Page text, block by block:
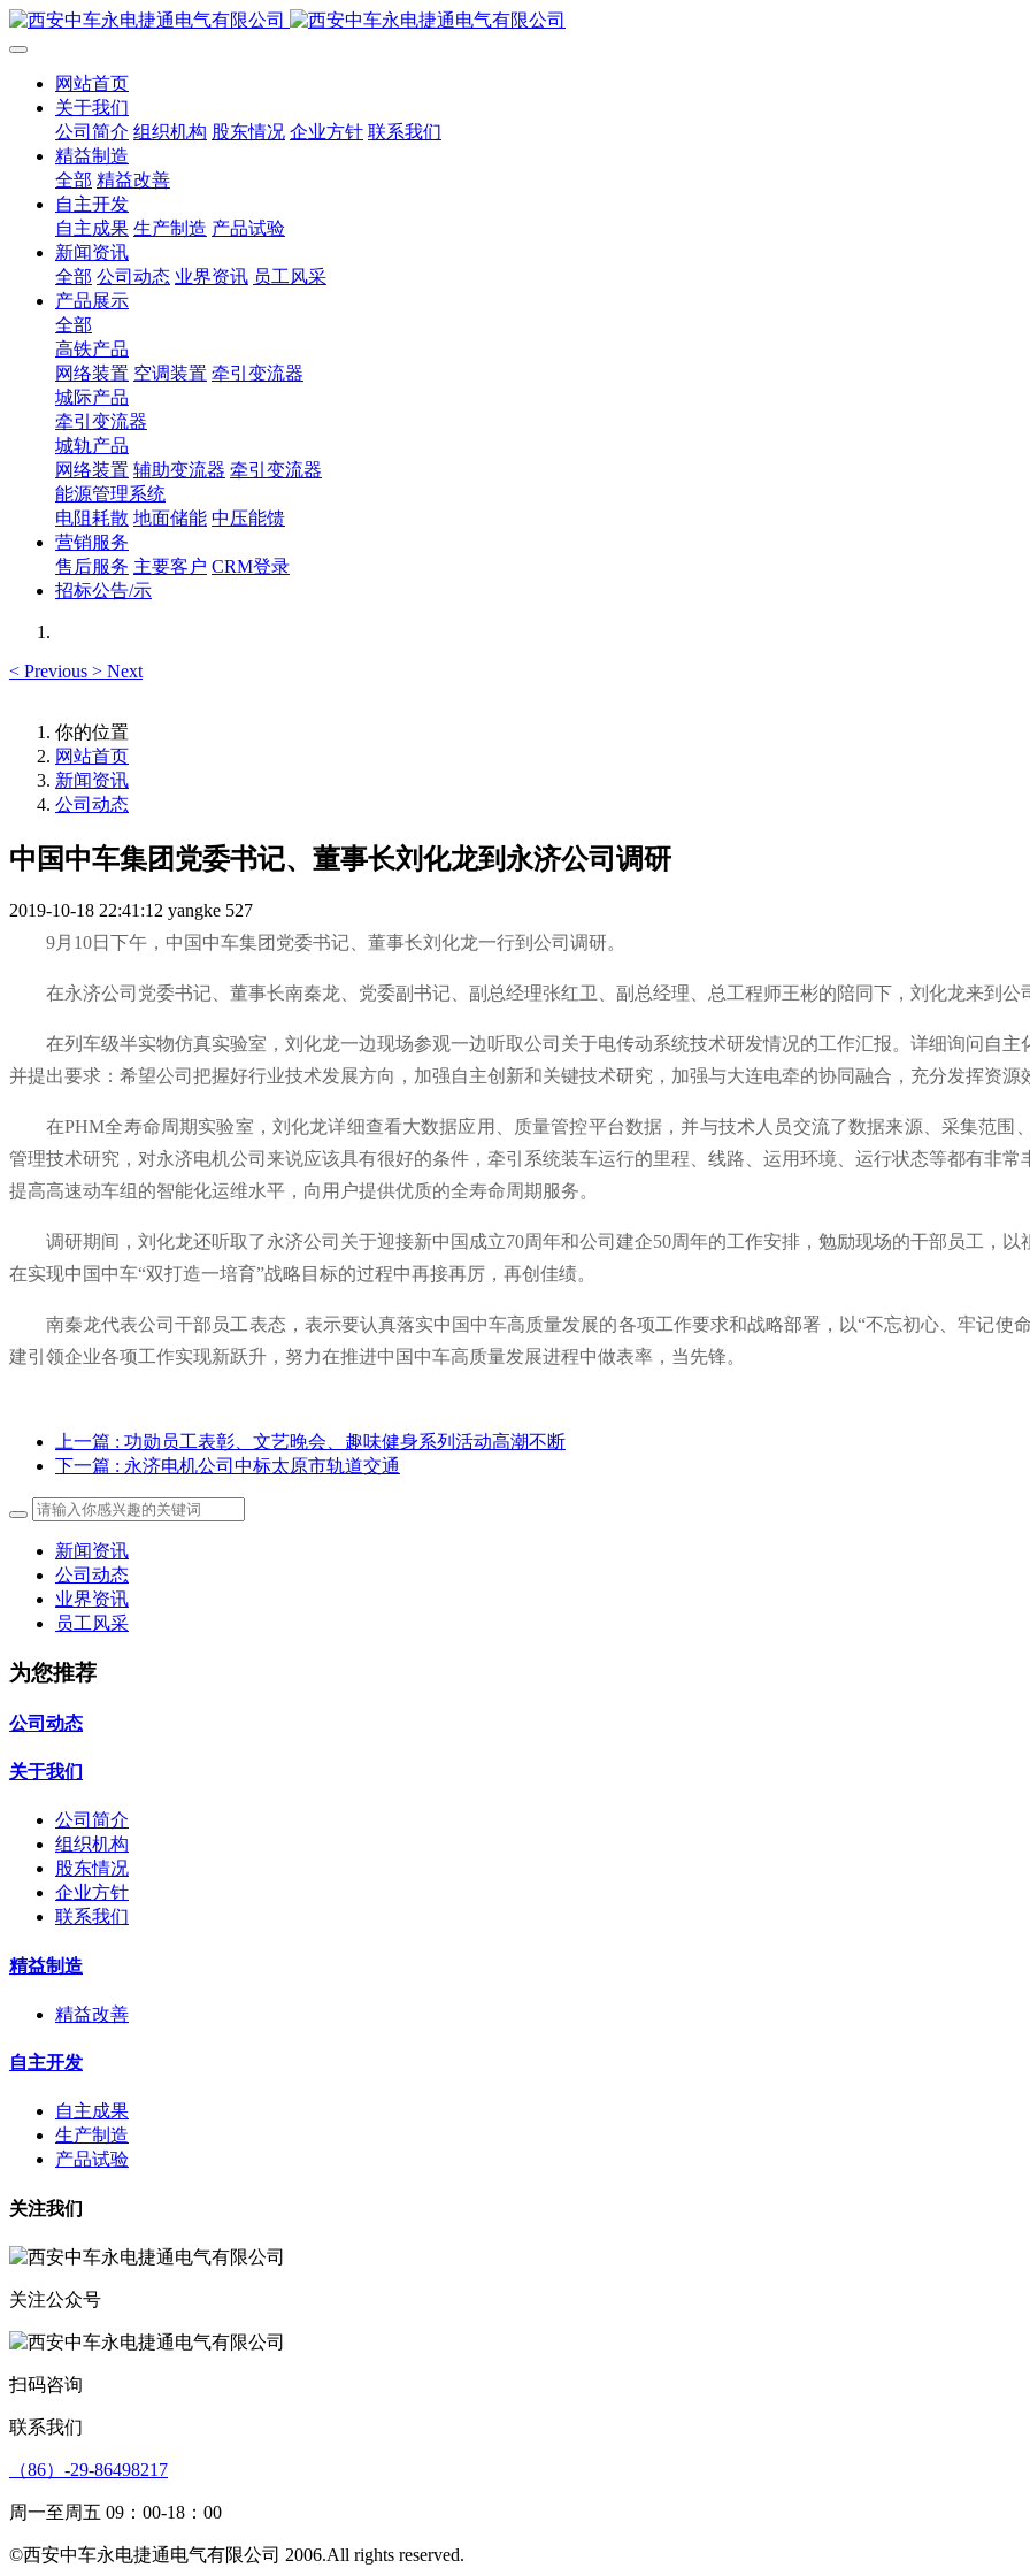
网站首页
关于我们
公司简介 组织机构 股东情况 企业方针 联系我们
精益制造
全部 精益改善
自主开发
自主成果 生产制造 产品试验
新闻资讯
全部 公司动态 业界资讯 员工风采
产品展示
全部
高铁产品
网络装置 空调装置 牵引变流器
城际产品
牵引变流器
城轨产品
网络装置 辅助变流器 牵引变流器
能源管理系统
电阻耗散 地面储能 中压能馈
营销服务
售后服务 主要客户 CRM登录
招标公告/示
< Previous > Next
你的位置
网站首页
新闻资讯
公司动态
中国中车集团党委书记、董事长刘化龙到永济公司调研
2019-10-18 22:41:12 yangke 527
9月10日下午，中国中车集团党委书记、董事长刘化龙一行到公司调研。
在永济公司党委书记、董事长南秦龙、党委副书记、副总经理张红卫、副总经理、总工程师王彬的陪同下，刘化龙来到公
在列车级半实物仿真实验室，刘化龙一边现场参观一边听取公司关于电传动系统技术研发情况的工作汇报。详细询问自
并提出要求：希望公司把握好行业技术发展方向，加强自主创新和关键技术研究，加强与大连电牵的协同融合，充分发挥资源
在PHM全寿命周期实验室，刘化龙详细查看大数据应用、质量管控平台数据，并与技术人员交流了数据来源、采集范
管理技术研究，对永济电机公司来说应该具有很好的条件，牵引系统装车运行的里程、线路、运用环境、运行状态等都有非
提高高速动车组的智能化运维水平，向用户提供优质的全寿命周期服务。
调研期间，刘化龙还听取了永济公司关于迎接新中国成立70周年和公司建企50周年的工作安排，勉励现场的干部员工，以
在实现中国中车“双打造一培育”战略目标的过程中再接再厉，再创佳绩。
南秦龙代表公司干部员工表态，表示要认真落实中国中车高质量发展的各项工作要求和战略部署，以“不忘初心、牢记使
建引领企业各项工作实现新跃升，努力在推进中国中车高质量发展进程中做表率，当先锋。
上一篇 : 功勋员工表彰、文艺晚会、趣味健身系列活动高潮不断
下一篇 : 永济电机公司中标太原市轨道交通
新闻资讯
公司动态
业界资讯
员工风采
为您推荐
公司动态
关于我们
公司简介
组织机构
股东情况
企业方针
联系我们
精益制造
精益改善
自主开发
自主成果
生产制造
产品试验
关注我们
关注公众号
扫码咨询
联系我们
（86）-29-86498217
周一至周五 09：00-18：00
©西安中车永电捷通电气有限公司 2006.All rights reserved.